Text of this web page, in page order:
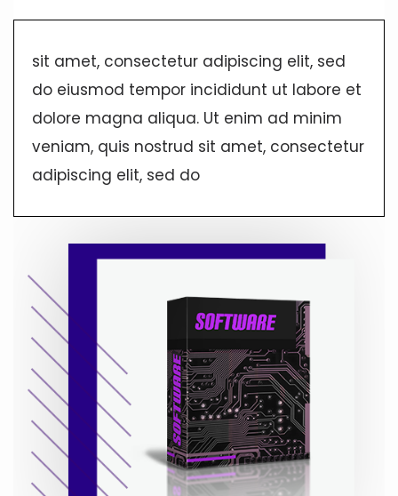
sit amet, consectetur adipiscing elit, sed
do eiusmod tempor incididunt ut labore et
dolore magna aliqua. Ut enim ad minim
veniam, quis nostrud sit amet, consectetur
adipiscing elit, sed do